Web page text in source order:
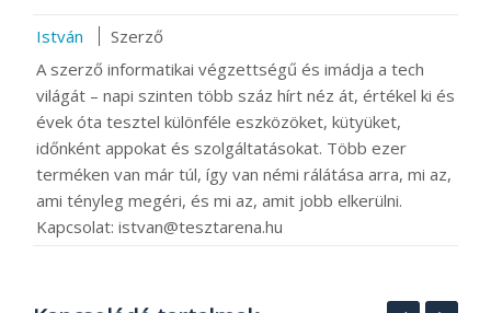
István
Szerző
A szerző informatikai végzettségű és imádja a tech
világát – napi szinten több száz hírt néz át, értékel ki és
évek óta tesztel különféle eszközöket, kütyüket,
időnként appokat és szolgáltatásokat. Több ezer
terméken van már túl, így van némi rálátása arra, mi az,
ami tényleg megéri, és mi az, amit jobb elkerülni.
Kapcsolat: istvan@tesztarena.hu